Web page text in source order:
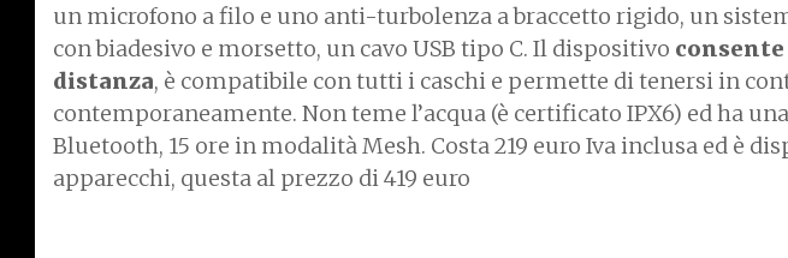
un microfono a filo e uno anti-turbolenza a braccetto rigido, un
con biadesivo e morsetto, un cavo USB tipo C. Il dispositivo
distanza, è compatibile con tutti i caschi e permette di tenersi in
contemporaneamente. Non teme l’acqua (è certificato IPX6) ed ha
Bluetooth, 15 ore in modalità Mesh. Costa 219 euro Iva inclusa ed è
apparecchi, questa al prezzo di 419 euro